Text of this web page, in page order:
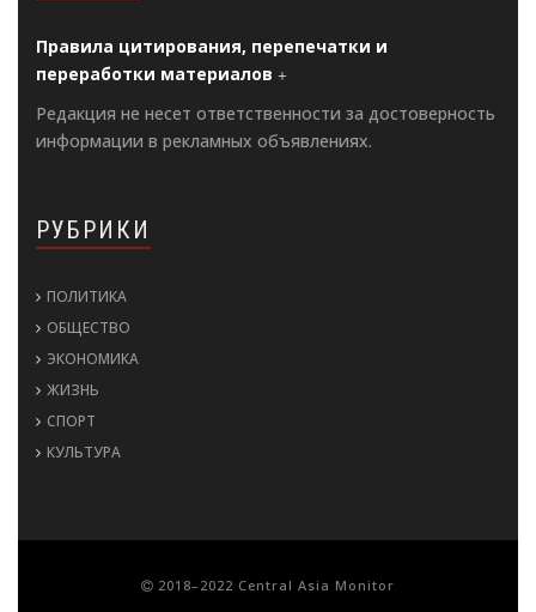
Правила цитирования, перепечатки и
переработки материалов
Редакция не несет ответственности за достоверность
информации в рекламных объявлениях.
РУБРИКИ
ПОЛИТИКА
ОБЩЕСТВО
ЭКОНОМИКА
ЖИЗНЬ
СПОРТ
КУЛЬТУРА
2018–2022 Central Asia Monitor